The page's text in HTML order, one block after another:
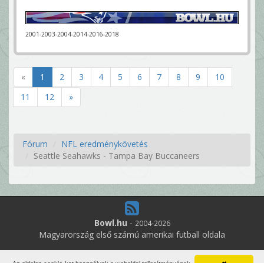
2001-2003-2004-2014-2016-2018
« 1 2 3 4 5 6 7 8 9
10
11
12 »
Fórum
NFL eredménykövetés
Seattle Seahawks - Tampa Bay Buccaneers
Bowl.hu - 2004-2026
Magyarország első számú amerikai futball oldala
7 online felhasználó